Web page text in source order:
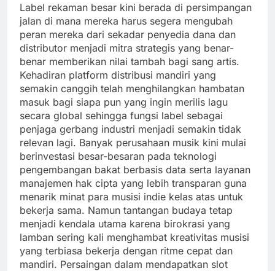
Label rekaman besar kini berada di persimpangan
jalan di mana mereka harus segera mengubah
peran mereka dari sekadar penyedia dana dan
distributor menjadi mitra strategis yang benar-
benar memberikan nilai tambah bagi sang artis.
Kehadiran platform distribusi mandiri yang
semakin canggih telah menghilangkan hambatan
masuk bagi siapa pun yang ingin merilis lagu
secara global sehingga fungsi label sebagai
penjaga gerbang industri menjadi semakin tidak
relevan lagi. Banyak perusahaan musik kini mulai
berinvestasi besar-besaran pada teknologi
pengembangan bakat berbasis data serta layanan
manajemen hak cipta yang lebih transparan guna
menarik minat para musisi indie kelas atas untuk
bekerja sama. Namun tantangan budaya tetap
menjadi kendala utama karena birokrasi yang
lamban sering kali menghambat kreativitas musisi
yang terbiasa bekerja dengan ritme cepat dan
mandiri. Persaingan dalam mendapatkan slot